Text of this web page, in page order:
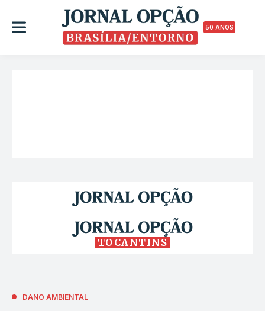
50 ANOS
TOCANTINS
DANO AMBIENTAL